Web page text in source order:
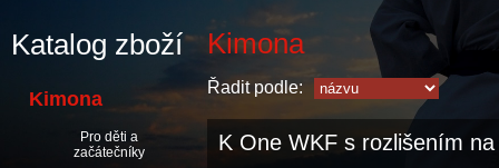
Katalog zboží
Kimona
Pro děti a
začátečníky
Kimona
Řadit podle:
K One WKF s rozlišením